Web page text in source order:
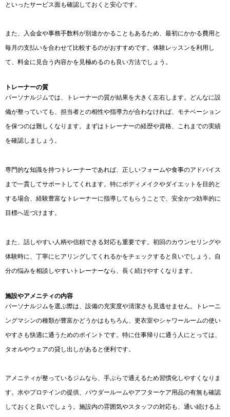
といったサービス面も確認しておくと安心です。
また、入会金や事務手数料が別途かかることもあるため、最初にかかる費用と
毎月の支払いを合わせて比較するのがおすすめです。体験レッスンを利用し
て、料金に見合う内容かを見極めるのも良い方法でしょう。
トレーナーの質
パーソナルジムでは、トレーナーの質が結果を大きく左右します。どんなに設
備が整っていても、担当者との相性や指導力が合わなければ、モチベーション
を保つのは難しくなります。まずはトレーナーの経歴や資格、これまでの実績
を確認しましょう。
専門的な知識を持つトレーナーであれば、正しいフォームや食事のアドバイス
まで一貫してサポートしてくれます。特にボディメイクやダイエットを目的と
する場合、経験豊富なトレーナーに指導してもらうことで、安全かつ効率的に
目標へ近づけます。
また、話しやすい人柄や信頼できる対応も重要です。初回のカウンセリングや
体験時に、丁寧にヒアリングしてくれるかをチェックすると良いでしょう。自
分の悩みを相談しやすいトレーナーなら、長く続けやすくなります。
施設やアメニティの内容
パーソナルジムを選ぶ際は、設備の充実度や清潔さも見逃せません。トレーニ
ングマシンの種類が豊富かどうかはもちろん、更衣室やシャワールームの使い
やすさも快適に通うためのポイントです。特に仕事帰りに通う人にとっては、
タオルやウェアの貸し出しがあると便利です。
アメニティが整っているジムなら、手ぶらで通えるため習慣化しやすくなりま
す。水やプロテインの提供、パウダールームやアフターケア用品の有無も確認
しておくと良いでしょう。施設内の雰囲気やスタッフの対応も、通い続ける上